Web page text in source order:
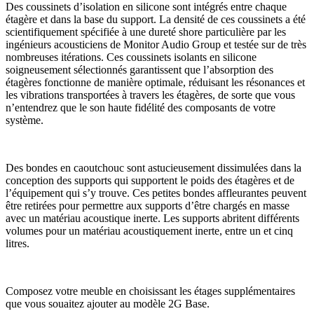
Des coussinets d’isolation en silicone sont intégrés entre chaque
étagère et dans la base du support. La densité de ces coussinets a été
scientifiquement spécifiée à une dureté shore particulière par les
ingénieurs acousticiens de Monitor Audio Group et testée sur de très
nombreuses itérations. Ces coussinets isolants en silicone
soigneusement sélectionnés garantissent que l’absorption des
étagères fonctionne de manière optimale, réduisant les résonances et
les vibrations transportées à travers les étagères, de sorte que vous
n’entendrez que le son haute fidélité des composants de votre
système.
Des bondes en caoutchouc sont astucieusement dissimulées dans la
conception des supports qui supportent le poids des étagères et de
l’équipement qui s’y trouve. Ces petites bondes affleurantes peuvent
être retirées pour permettre aux supports d’être chargés en masse
avec un matériau acoustique inerte. Les supports abritent différents
volumes pour un matériau acoustiquement inerte, entre un et cinq
litres.
Composez votre meuble en choisissant les étages supplémentaires
que vous souaitez ajouter au modèle 2G Base.